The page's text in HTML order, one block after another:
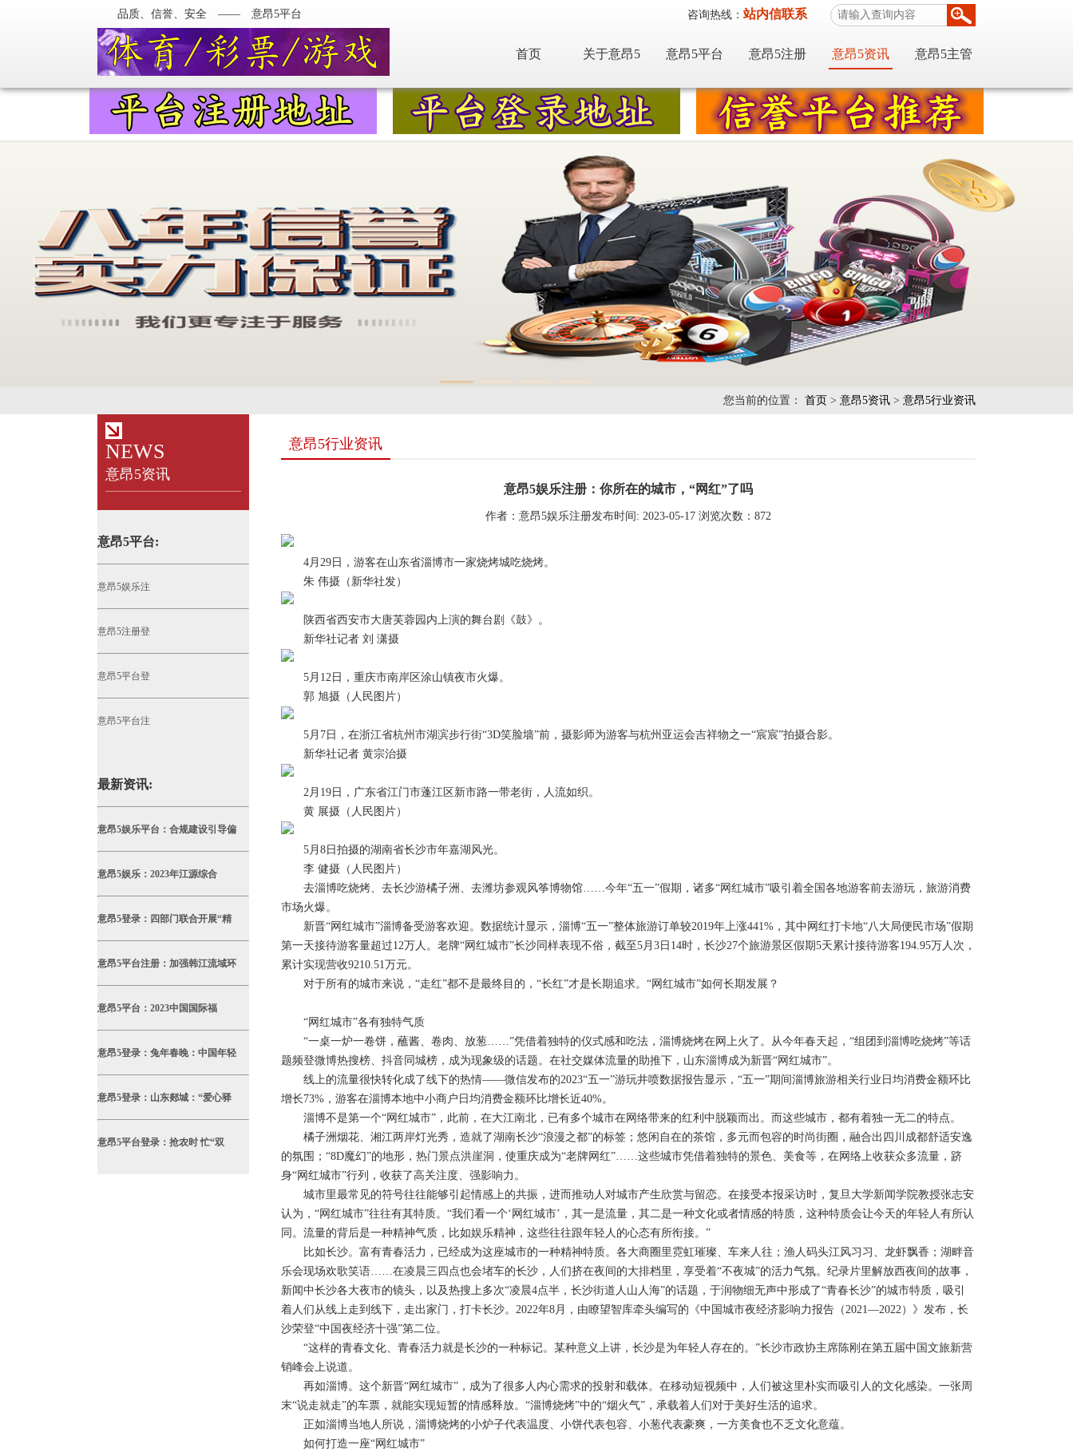
品质、信誉、安全 —— 意昂5平台 咨询热线：站内信联系
首页 关于意昂5 意昂5平台 意昂5注册 意昂5资讯 意昂5主管
您当前的位置： 首页 > 意昂5资讯 > 意昂5行业资讯
NEWS
意昂5资讯
意昂5平台:
意昂5娱乐注
意昂5注册登
意昂5平台登
意昂5平台注
最新资讯:
意昂5娱乐平台：合规建设引导偏
意昂5娱乐：2023年江源综合
意昂5登录：四部门联合开展“精
意昂5平台注册：加强韩江流域环
意昂5平台：2023中国国际福
意昂5登录：兔年春晚：中国年轻
意昂5登录：山东郯城：“爱心驿
意昂5平台登录：抢农时 忙“双
意昂5行业资讯
意昂5娱乐注册：你所在的城市，“网红”了吗
作者：意昂5娱乐注册发布时间: 2023-05-17 浏览次数： 872
4月29日，游客在山东省淄博市一家烧烤城吃烧烤。
朱 伟摄（新华社发）
陕西省西安市大唐芙蓉园内上演的舞台剧《鼓》。
新华社记者 刘 潇摄
5月12日，重庆市南岸区涂山镇夜市火爆。
郭 旭摄（人民图片）
5月7日，在浙江省杭州市湖滨步行街“3D笑脸墙”前，摄影师为游客与杭州亚运会吉祥物之一“宸宸”拍摄合影。
新华社记者 黄宗治摄
2月19日，广东省江门市蓬江区新市路一带老街，人流如织。
黄 展摄（人民图片）
5月8日拍摄的湖南省长沙市年嘉湖风光。
李 健摄（人民图片）
去淄博吃烧烤、去长沙游橘子洲、去潍坊参观风筝博物馆……今年“五一”假期，诸多“网红城市”吸引着全国各地游客前去游玩，旅游消费
市场火爆。
新晋“网红城市”淄博备受游客欢迎。数据统计显示，淄博“五一”整体旅游订单较2019年上涨441%，其中网红打卡地“八大局便民市场”假期
第一天接待游客量超过12万人。老牌“网红城市”长沙同样表现不俗，截至5月3日14时，长沙27个旅游景区假期5天累计接待游客194.95万人次，
累计实现营收9210.51万元。
对于所有的城市来说，“走红”都不是最终目的，“长红”才是长期追求。“网红城市”如何长期发展？
“网红城市”各有独特气质
“一桌一炉一卷饼，蘸酱、卷肉、放葱……”凭借着独特的仪式感和吃法，淄博烧烤在网上火了。从今年春天起，“组团到淄博吃烧烤”等话
题频登微博热搜榜、抖音同城榜，成为现象级的话题。在社交媒体流量的助推下，山东淄博成为新晋“网红城市”。
线上的流量很快转化成了线下的热情——微信发布的2023“五一”游玩井喷数据报告显示，“五一”期间淄博旅游相关行业日均消费金额环比
增长73%，游客在淄博本地中小商户日均消费金额环比增长近40%。
淄博不是第一个“网红城市”，此前，在大江南北，已有多个城市在网络带来的红利中脱颖而出。而这些城市，都有着独一无二的特点。
橘子洲烟花、湘江两岸灯光秀，造就了湖南长沙“浪漫之都”的标签；悠闲自在的茶馆，多元而包容的时尚街圈，融合出四川成都舒适安逸
的氛围；“8D魔幻”的地形，热门景点洪崖洞，使重庆成为“老牌网红”……这些城市凭借着独特的景色、美食等，在网络上收获众多流量，跻
身“网红城市”行列，收获了高关注度、强影响力。
城市里最常见的符号往往能够引起情感上的共振，进而推动人对城市产生欣赏与留恋。在接受本报采访时，复旦大学新闻学院教授张志安
认为，“网红城市”往往有其特质。“我们看一个‘网红城市’，其一是流量，其二是一种文化或者情感的特质，这种特质会让今天的年轻人有所认
同。流量的背后是一种精神气质，比如娱乐精神，这些往往跟年轻人的心态有所衔接。”
比如长沙。富有青春活力，已经成为这座城市的一种精神特质。各大商圈里霓虹璀璨、车来人往；渔人码头江风习习、龙虾飘香；湖畔音
乐会现场欢歌笑语……在凌晨三四点也会堵车的长沙，人们挤在夜间的大排档里，享受着“不夜城”的活力气氛。纪录片里解放西夜间的故事，
新闻中长沙各大夜市的镜头，以及热搜上多次“凌晨4点半，长沙街道人山人海”的话题，于润物细无声中形成了“青春长沙”的城市特质，吸引
着人们从线上走到线下，走出家门，打卡长沙。2022年8月，由瞭望智库牵头编写的《中国城市夜经济影响力报告（2021—2022）》发布，长
沙荣登“中国夜经济十强”第二位。
“这样的青春文化、青春活力就是长沙的一种标记。某种意义上讲，长沙是为年轻人存在的。”长沙市政协主席陈刚在第五届中国文旅新营
销峰会上说道。
再如淄博。这个新晋“网红城市”，成为了很多人内心需求的投射和载体。在移动短视频中，人们被这里朴实而吸引人的文化感染。一张周
末“说走就走”的车票，就能实现短暂的情感释放。“淄博烧烤”中的“烟火气”，承载着人们对于美好生活的追求。
正如淄博当地人所说，淄博烧烤的小炉子代表温度、小饼代表包容、小葱代表豪爽，一方美食也不乏文化意蕴。
如何打造一座“网红城市”